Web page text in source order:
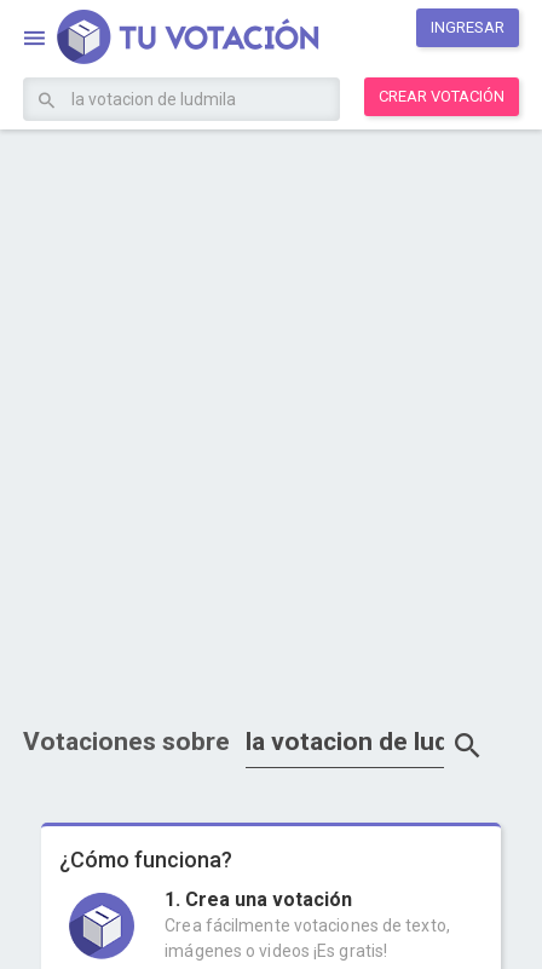
INGRESAR
CREAR VOTACIÓN
Votaciones sobre
¿Cómo funciona?
1. Crea una votación
Crea fácilmente votaciones de texto,
imágenes o videos ¡Es gratis!